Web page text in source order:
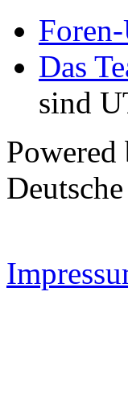
Das
sind
Powered